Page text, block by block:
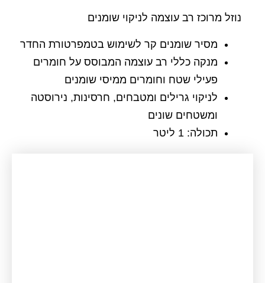
נוזל מרוכז רב עוצמה לניקוי שומנים
מסיר שומנים קר לשימוש בטמפרטורת החדר
מנקה כללי רב עוצמה המבוסס על חומרים
פעילי שטח וחומרים ממיסי שומנים
לניקוי גרילים ומטבחים, חרסינות, נירוסטה
ומשטחים שונים
תכולה: 1 ליטר